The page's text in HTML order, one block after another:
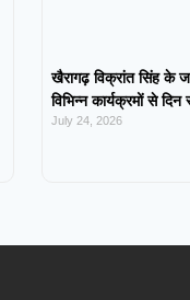
खैरागढ़ विक्रांत सिंह के
विभिन्न कार्यक्रमों से दिन
July 24, 2026